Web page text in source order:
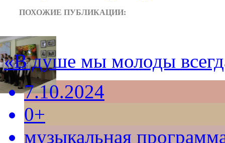
ПОХОЖИЕ ПУБЛИКАЦИИ:
«В душе мы молоды
7.10.2024
0+
музыкальная